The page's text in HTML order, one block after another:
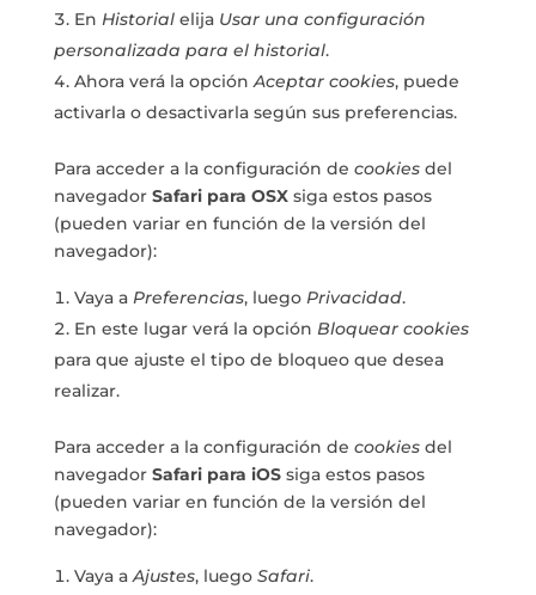
En Historialelija Usar una configuración
personalizada para el historial.
Ahora verá la opciónAceptar cookies, puede
activarla o desactivarla según sus preferencias.
Para acceder a la configuración de cookiesdel
navegador Safari para OSXsiga estos pasos
(pueden variar en función de la versión del
navegador):
Vaya a Preferencias, luego Privacidad.
En este lugar verá la opción Bloquear cookies
para que ajuste el tipo de bloqueo que desea
realizar.
Para acceder a la configuración de cookiesdel
navegador Safari para iOSsiga estos pasos
(pueden variar en función de la versión del
navegador):
Vaya aAjustes, luego Safari.